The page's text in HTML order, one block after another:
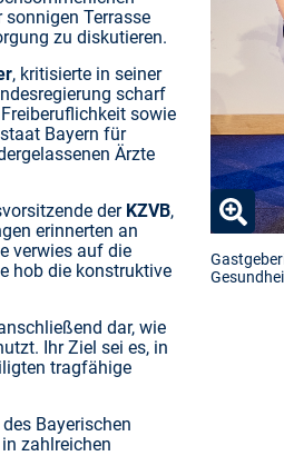
Terrasse
zu diskutieren.
, kritisierte in seiner
scharf
sowie
Bayern für
Ärzte
der KZVB,
erinnerten an
verwies auf die
hob die konstruktive
dar, wie
Ihr Ziel sei es, in
tragfähige
Bayerischen
zahlreichen